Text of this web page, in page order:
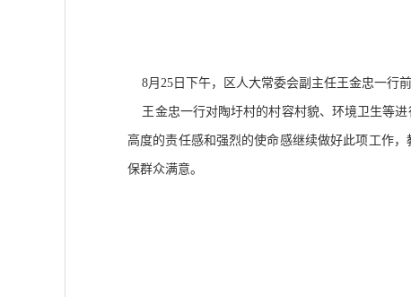
8月25日下午，区人大常委会副主任王金忠一行
王金忠一行对陶圩村的村容村貌、环境卫生等进
高度的责任感和强烈的使命感继续做好此项工作
保群众满意。